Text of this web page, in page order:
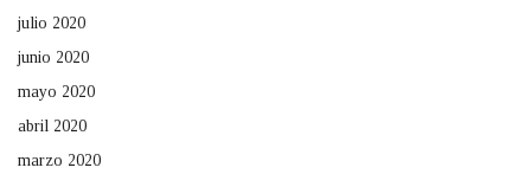
julio 2020
junio 2020
mayo 2020
abril 2020
marzo 2020